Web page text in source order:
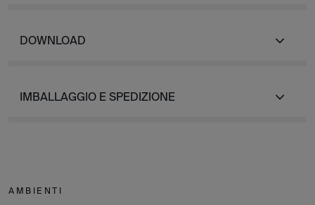
DOWNLOAD
IMBALLAGGIO E SPEDIZIONE
AMBIENTI